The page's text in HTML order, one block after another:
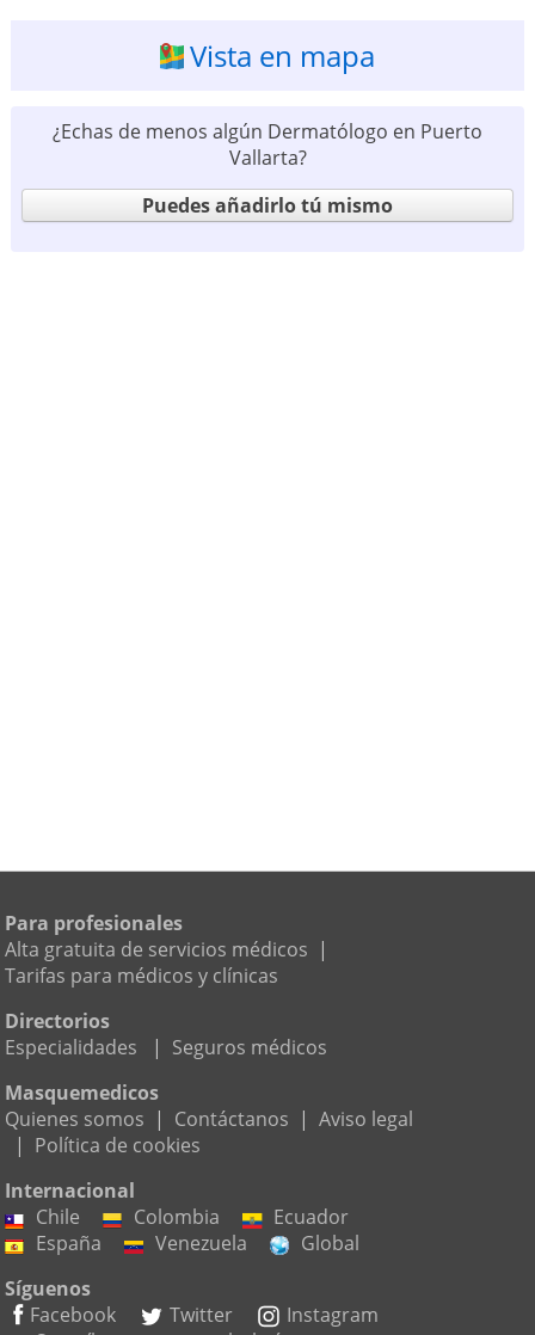
Vista en mapa
¿Echas de menos algún Dermatólogo en Puerto
Vallarta?
Puedes añadirlo tú mismo
Para profesionales
Alta gratuita de servicios médicos |
Tarifas para médicos y clínicas
Directorios
Especialidades
| Seguros médicos
Masquemedicos
Quienes somos | Contáctanos | Aviso legal
| Política de cookies
Internacional
Chile
Colombia
Ecuador
España
Venezuela
Global
Síguenos
Facebook
Twitter
Instagram